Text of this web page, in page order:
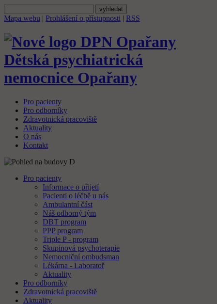
Mapa webu | Prohlášení o přístupnosti | RSS
Dětská psychiatrická
nemocnice Opařany
Pro pacienty
Pro odborníky
Zdravotnická pracoviště
Aktuality
O nás
Kontakt
Pro pacienty
Informace o přijetí
Pacienti o léčbě u nás
Ambulantní část
Náš odborný tým
DBT program
PPP program
Triple P - program
Skupinová psychoterapie
Nemocniční ombudsman
Lékárna - Laboratoř
Aktuality
Pro odborníky
Zdravotnická pracoviště
Aktuality